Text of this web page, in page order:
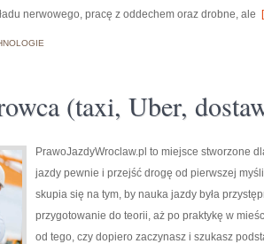
nerwowego, pracę z oddechem oraz drobne, ale
(taxi, Uber,
PrawoJazdyWroclaw.pl to miejsce stworzone
jazdy pewnie i przejść drogę od pierwszej
skupia się na tym, by nauka jazdy była
przygotowanie do teorii, aż po praktykę w
od tego, czy dopiero zaczynasz i szukasz